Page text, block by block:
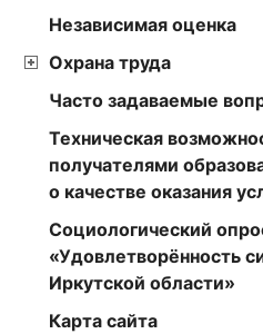
Независимая оценка
Охрана труда
Часто задаваемые
Техническая
получателями
о качестве оказания
Социологический
«Удовлетворённость
Иркутской области»
Карта сайта